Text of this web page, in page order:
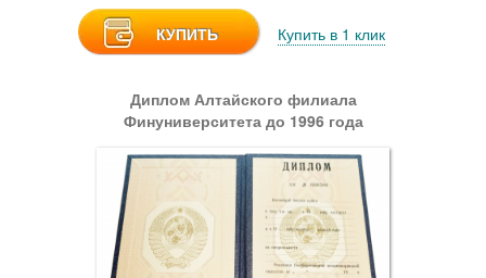
КУПИТЬ Купить в 1 клик
Диплом Алтайского филиала
Финуниверситета до 1996 года